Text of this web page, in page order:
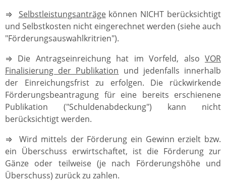
⇒ Selbstleistungsanträgekönnen NICHT berücksichtigt
und Selbstkosten nicht eingerechnet werden (siehe auch
"Förderungsauswahlkritrien").
⇒ Die Antragseinreichung hat im Vorfeld, also VOR
Finalisierung der Publikation und jedenfalls innerhalb
der Einreichungsfrist zu erfolgen. Die rückwirkende
Förderungsbeantragung für eine bereits erschienene
Publikation ("Schuldenabdeckung") kann nicht
berücksichtigt werden.
⇒ Wird mittels der Förderung ein Gewinn erzielt bzw.
ein Überschuss erwirtschaftet, ist die Förderung zur
Gänze oder teilweise (je nach Förderungshöhe und
Überschuss) zurück zu zahlen.